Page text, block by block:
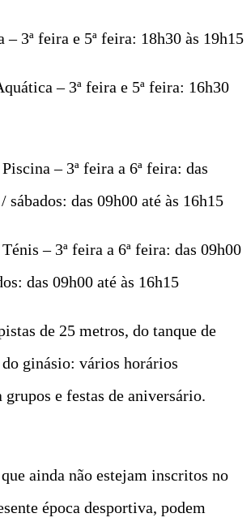
3ª feira e 5ª feira: 18h30 às 19h15
– 3ª feira e 5ª feira: 16h30
– 3ª feira a 6ª feira: das
sábados: das 09h00 até às 16h15
– 3ª feira a 6ª feira: das 09h00
das 09h00 até às 16h15
de 25 metros, do tanque de
ginásio: vários horários
e festas de aniversário.
ainda não estejam inscritos no
época desportiva, podem